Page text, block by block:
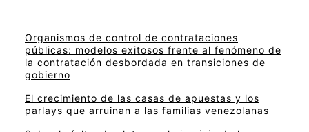
Organismos de control de contrataciones
públicas: modelos exitosos frente al fenómeno de
la contratación desbordada en transiciones de
gobierno
El crecimiento de las casas de apuestas y los
parlays que arruinan a las familias venezolanas